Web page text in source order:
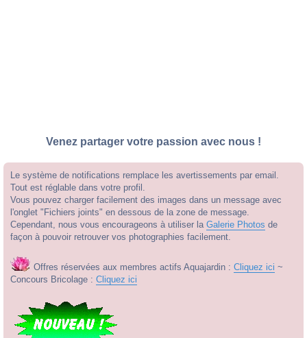
Venez partager votre passion avec nous !
Le système de notifications remplace les avertissements par email.
Tout est réglable dans votre profil.
Vous pouvez charger facilement des images dans un message avec
l'onglet "Fichiers joints" en dessous de la zone de message.
Cependant, nous vous encourageons à utiliser la Galerie Photos de
façon à pouvoir retrouver vos photographies facilement.
Offres réservées aux membres actifs Aquajardin : Cliquez ici ~
Concours Bricolage : Cliquez ici